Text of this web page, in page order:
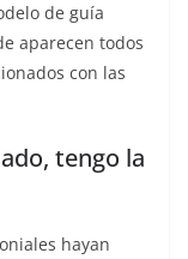
de guía
aparecen todos
con las
tengo la
hayan